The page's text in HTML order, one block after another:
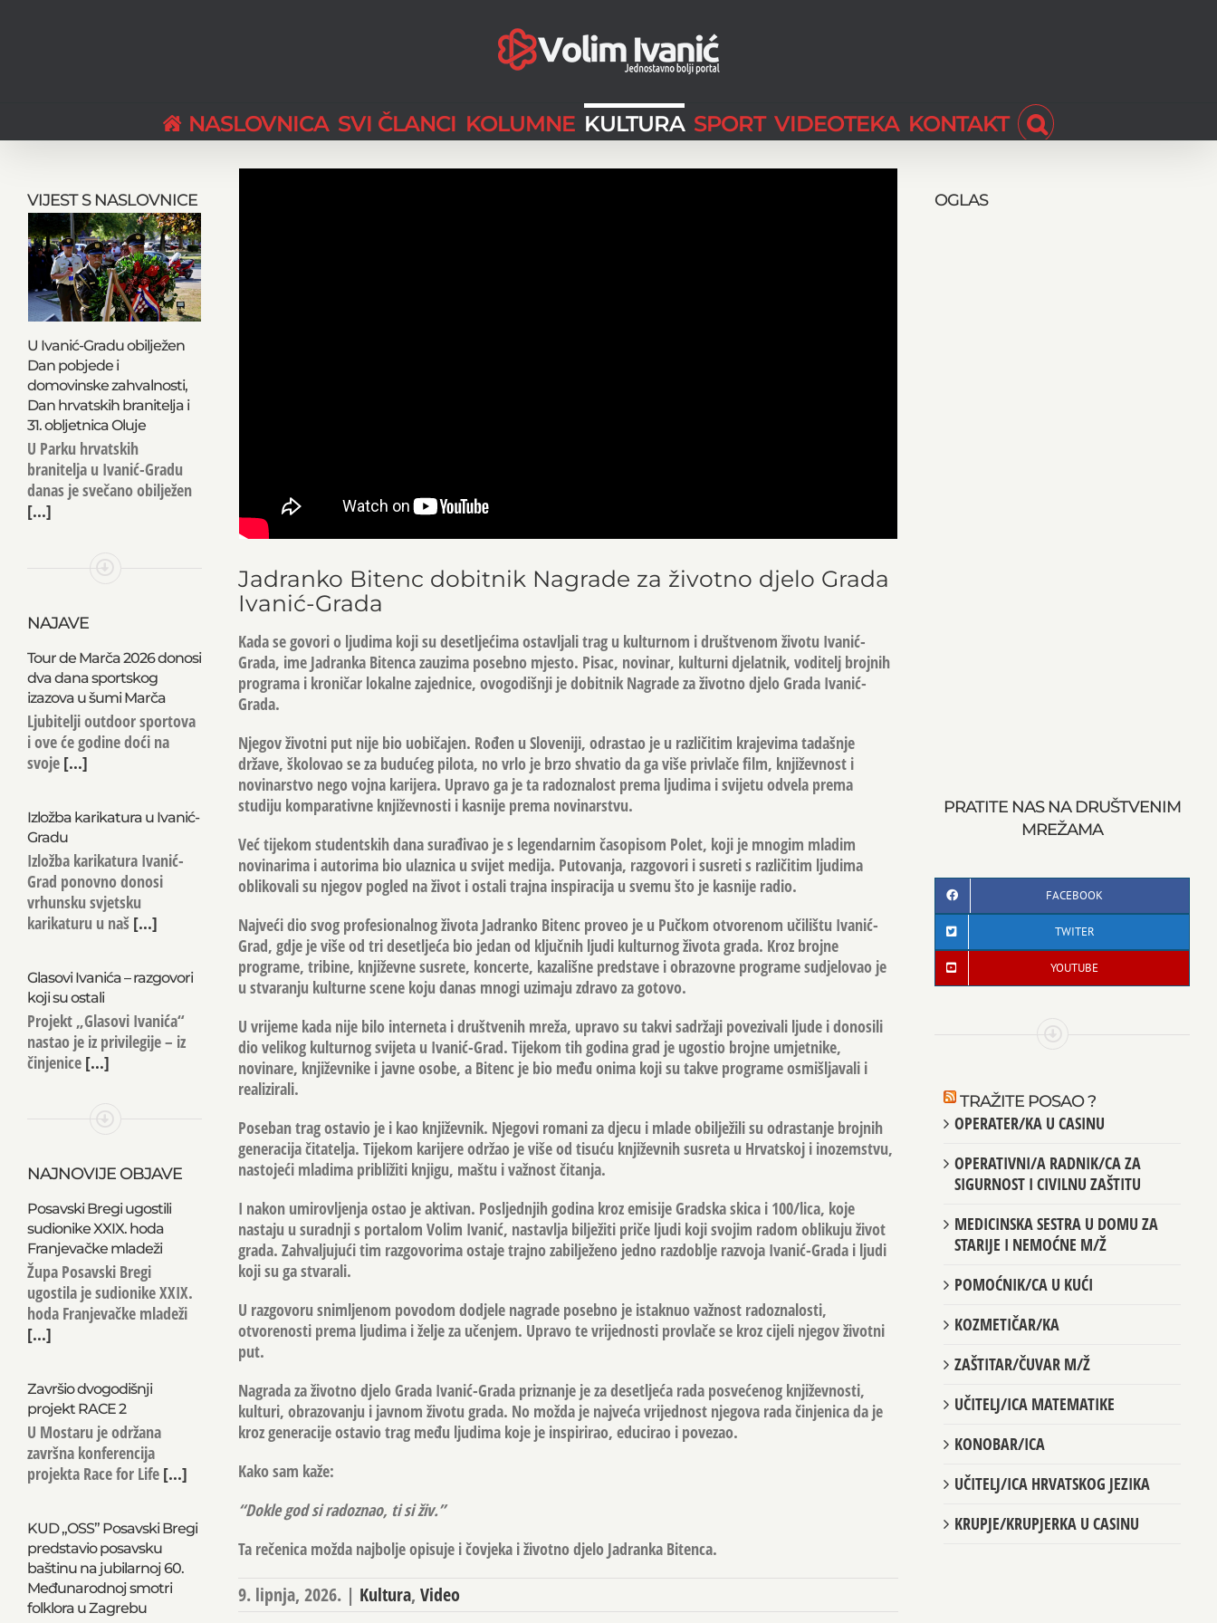
NASLOVNICA SVI ČLANCI KOLUMNE KULTURA SPORT VIDEOTEKA KONTAKT
Jadranko Bitenc dobitnik Nagrade za životno djelo Grada
Ivanić-Grada
Kada se govori o ljudima koji su desetljećima ostavljali trag u kulturnom i društvenom životu Ivanić-
Grada, ime Jadranka Bitenca zauzima posebno mjesto. Pisac, novinar, kulturni djelatnik, voditelj brojnih
programa i kroničar lokalne zajednice, ovogodišnji je dobitnik Nagrade za životno djelo Grada Ivanić-
Grada.
Njegov životni put nije bio uobičajen. Rođen u Sloveniji, odrastao je u različitim krajevima tadašnje
države, školovao se za budućeg pilota, no vrlo je brzo shvatio da ga više privlače film, književnost i
novinarstvo nego vojna karijera. Upravo ga je ta radoznalost prema ljudima i svijetu odvela prema
studiju komparativne književnosti i kasnije prema novinarstvu.
Već tijekom studentskih dana surađivao je s legendarnim časopisom Polet, koji je mnogim mladim
novinarima i autorima bio ulaznica u svijet medija. Putovanja, razgovori i susreti s različitim ljudima
oblikovali su njegov pogled na život i ostali trajna inspiracija u svemu što je kasnije radio.
Najveći dio svog profesionalnog života Jadranko Bitenc proveo je u Pučkom otvorenom učilištu Ivanić-
Grad, gdje je više od tri desetljeća bio jedan od ključnih ljudi kulturnog života grada. Kroz brojne
programe, tribine, književne susrete, koncerte, kazališne predstave i obrazovne programe sudjelovao je
u stvaranju kulturne scene koju danas mnogi uzimaju zdravo za gotovo.
U vrijeme kada nije bilo interneta i društvenih mreža, upravo su takvi sadržaji povezivali ljude i donosili
dio velikog kulturnog svijeta u Ivanić-Grad. Tijekom tih godina grad je ugostio brojne umjetnike,
novinare, književnike i javne osobe, a Bitenc je bio među onima koji su takve programe osmišljavali i
realizirali.
Poseban trag ostavio je i kao književnik. Njegovi romani za djecu i mlade obilježili su odrastanje brojnih
generacija čitatelja. Tijekom karijere održao je više od tisuću književnih susreta u Hrvatskoj i inozemstvu,
nastojeći mladima približiti knjigu, maštu i važnost čitanja.
I nakon umirovljenja ostao je aktivan. Posljednjih godina kroz emisije Gradska skica i 100/lica, koje
nastaju u suradnji s portalom Volim Ivanić, nastavlja bilježiti priče ljudi koji svojim radom oblikuju život
grada. Zahvaljujući tim razgovorima ostaje trajno zabilježeno jedno razdoblje razvoja Ivanić-Grada i ljudi
koji su ga stvarali.
U razgovoru snimljenom povodom dodjele nagrade posebno je istaknuo važnost radoznalosti,
otvorenosti prema ljudima i želje za učenjem. Upravo te vrijednosti provlače se kroz cijeli njegov životni
put.
Nagrada za životno djelo Grada Ivanić-Grada priznanje je za desetljeća rada posvećenog književnosti,
kulturi, obrazovanju i javnom životu grada. No možda je najveća vrijednost njegova rada činjenica da je
kroz generacije ostavio trag među ljudima koje je inspirirao, educirao i povezao.
Kako sam kaže:
“Dokle god si radoznao, ti si živ.”
Ta rečenica možda najbolje opisuje i čovjeka i životno djelo Jadranka Bitenca.
9. lipnja, 2026. | Kultura, Video
VIJEST S NASLOVNICE
U Ivanić-Gradu obilježen
Dan pobjede i
domovinske zahvalnosti,
Dan hrvatskih branitelja i
31. obljetnica Oluje
U Parku hrvatskih
branitelja u Ivanić-Gradu
danas je svečano obilježen
[...]
NAJAVE
Tour de Marča 2026 donosi
dva dana sportskog
izazova u šumi Marča
Ljubitelji outdoor sportova
i ove će godine doći na
svoje[...]
Izložba karikatura u Ivanić-
Gradu
Izložba karikatura Ivanić-
Grad ponovno donosi
vrhunsku svjetsku
karikaturu u naš[...]
Glasovi Ivanića – razgovori
koji su ostali
Projekt „Glasovi Ivanića“
nastao je iz privilegije – iz
činjenice[...]
NAJNOVIJE OBJAVE
Posavski Bregi ugostili
sudionike XXIX. hoda
Franjevačke mladeži
Župa Posavski Bregi
ugostila je sudionike XXIX.
hoda Franjevačke mladeži
[...]
Završio dvogodišnji
projekt RACE 2
U Mostaru je održana
završna konferencija
projekta Race for Life[...]
KUD „OSS” Posavski Bregi
predstavio posavsku
baštinu na jubilarnoj 60.
Međunarodnoj smotri
folklora u Zagrebu
OGLAS
PRATITE NAS NA DRUŠTVENIM
MREŽAMA
FACEBOOK
TWITER
YOUTUBE
TRAŽITE POSAO ?
OPERATER/KA U CASINU
OPERATIVNI/A RADNIK/CA ZA
SIGURNOST I CIVILNU ZAŠTITU
MEDICINSKA SESTRA U DOMU ZA
STARIJE I NEMOĆNE M/Ž
POMOĆNIK/CA U KUĆI
KOZMETIČAR/KA
ZAŠTITAR/ČUVAR M/Ž
UČITELJ/ICA MATEMATIKE
KONOBAR/ICA
UČITELJ/ICA HRVATSKOG JEZIKA
KRUPJE/KRUPJERKA U CASINU